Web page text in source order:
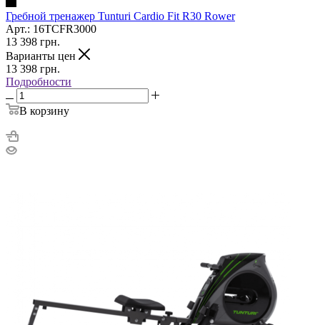
Гребной тренажер Tunturi Cardio Fit R30 Rower
Арт.: 16TCFR3000
13 398 грн.
Варианты цен
13 398 грн.
Подробности
В корзину